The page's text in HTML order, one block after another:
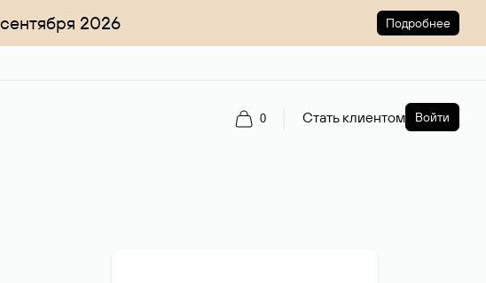
2026 Подробнее
0 Стать клиентом Войти